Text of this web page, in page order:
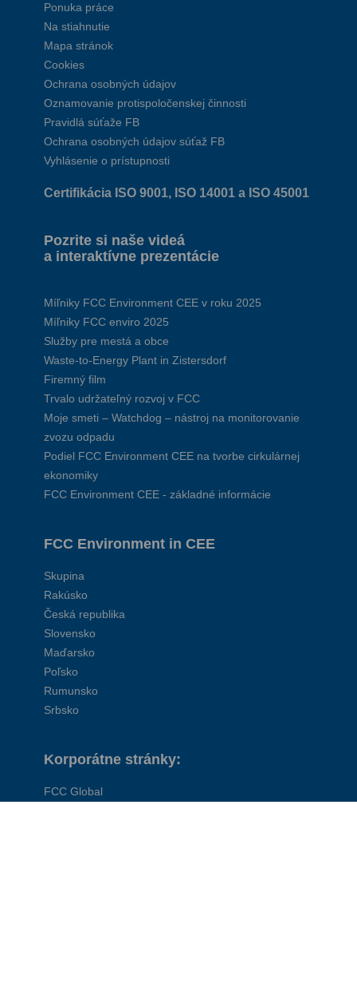
Ponuka práce
Na stiahnutie
Mapa stránok
Cookies
Ochrana osobných údajov
Oznamovanie protispoločenskej činnosti
Pravidlá súťaže FB
Ochrana osobných údajov súťaž FB
Vyhlásenie o prístupnosti
Certifikácia ISO 9001, ISO 14001 a ISO 45001
Pozrite si naše videá
a interaktívne prezentácie
Míľniky FCC Environment CEE v roku 2025
Míľniky FCC enviro 2025
Služby pre mestá a obce
Waste-to-Energy Plant in Zistersdorf
Firemný film
Trvalo udržateľný rozvoj v FCC
Moje smeti – Watchdog – nástroj na monitorovanie
zvozu odpadu
Podiel FCC Environment CEE na tvorbe cirkulárnej
ekonomiky
FCC Environment CEE - základné informácie
FCC Environment in CEE
Skupina
Rakúsko
Česká republika
Slovensko
Maďarsko
Poľsko
Rumunsko
Srbsko
Korporátne stránky:
FCC Global